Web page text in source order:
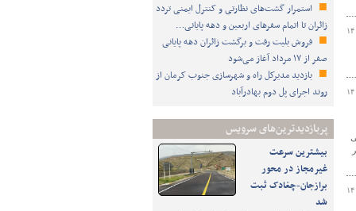
استمرار گشت‌های نظارتی و کنترل ایمنی تردد
زائران تا اتمام سفرهای اربعین و دهه پایانی…
فروش بلیت رفت و برگشت زائران دهه پایانی
صفر از ۱۷ مرداد آغاز می‌شود
بازدید مدیرکل راه و شهرسازی جنوب کرمان از
روند اجرای پل دوم بهادرآباد
پربازدیدترین‌های سرویس
بیشترین سرعت
غیرمجاز در محور
برازجان-چغادک ثبت
شد